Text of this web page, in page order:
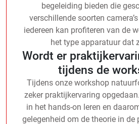
begeleiding bieden die
verschillende soorten
iedereen kan profiteren van de
het type apparatuur dat
Wordt er
tijdens de
Tijdens onze workshop
zeker praktijkervaring
in het hands-on leren en
gelegenheid om de theorie in de